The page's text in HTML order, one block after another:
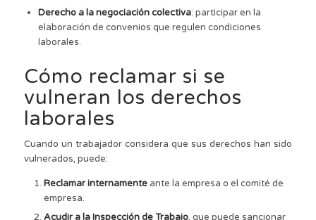
Derecho a la negociación colectiva: participar en la
elaboración de convenios que regulen condiciones
laborales.
Cómo reclamar si se
vulneran los derechos
laborales
Cuando un trabajador considera que sus derechos han sido
vulnerados, puede:
Reclamar internamenteante la empresa o el comité de
empresa.
Acudir a la Inspección de Trabajo, que puede sancionar